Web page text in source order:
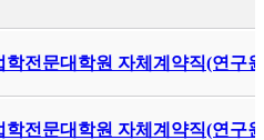
학전문대학원 자체계약직(연구
학전문대학원 자체계약직(연구